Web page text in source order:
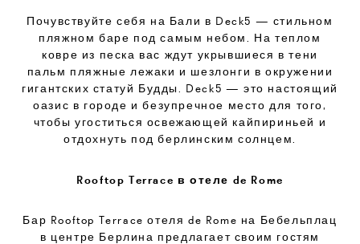
Почувствуйте себя на Бали в Deck5 — стильном
пляжном баре под самым небом. На теплом
ковре из песка вас ждут укрывшиеся в тени
пальм пляжные лежаки и шезлонги в окружении
гигантских статуй Будды. Deck5 — это настоящий
оазис в городе и безупречное место для того,
чтобы угоститься освежающей кайпириньей и
отдохнуть под берлинским солнцем.
Rooftop Terrace в отеле de Rome
Бар Rooftop Terrace отеля de Rome на Бебельплац
в центре Берлина предлагает своим гостям